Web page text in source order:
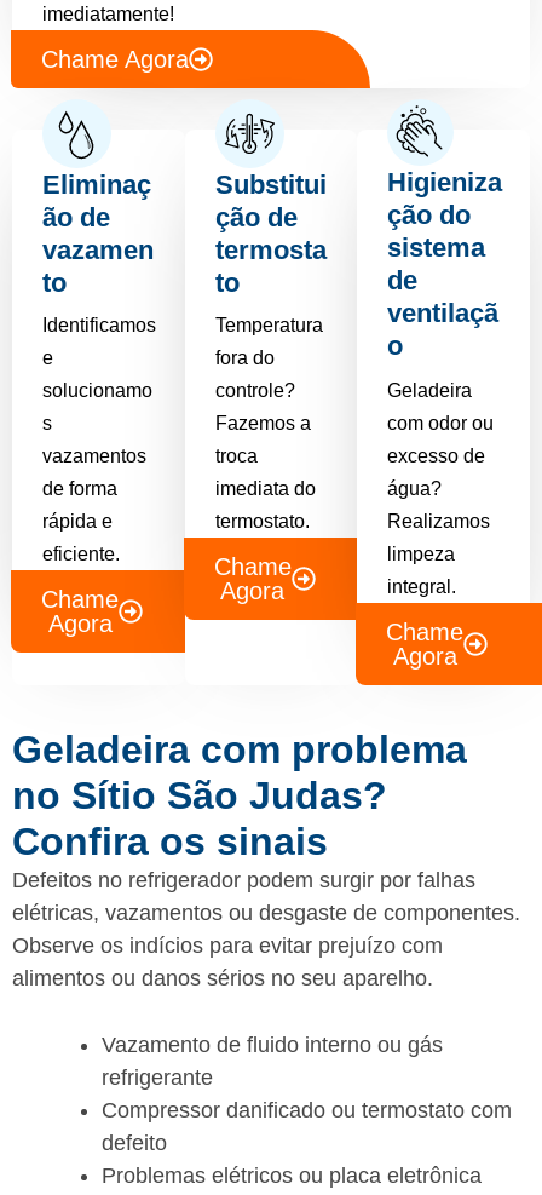
imediatamente!
Chame Agora
Eliminaç
ão de
vazamen
to
Identificamos
e
solucionamo
s
vazamentos
de forma
rápida e
eficiente.
Chame
Agora
Substitui
ção de
termosta
to
Temperatura
fora do
controle?
Fazemos a
troca
imediata do
termostato.
Chame
Agora
Higieniza
ção do
sistema
de
ventilaçã
o
Geladeira
com odor ou
excesso de
água?
Realizamos
limpeza
integral.
Chame
Agora
Geladeira com problema
no Sítio São Judas?
Confira os sinais
Defeitos no refrigerador podem surgir por falhas
elétricas, vazamentos ou desgaste de componentes.
Observe os indícios para evitar prejuízo com
alimentos ou danos sérios no seu aparelho.
Vazamento de fluido interno ou gás
refrigerante
Compressor danificado ou termostato com
defeito
Problemas elétricos ou placa eletrônica